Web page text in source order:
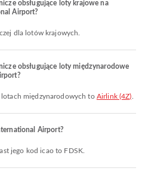
obsługujące loty krajowe na
Airport?
dla lotów krajowych.
obsługujące loty międzynarodowe
lotach międzynarodowych to Airlink (4Z)
Airport?
jego kod icao to FDSK.